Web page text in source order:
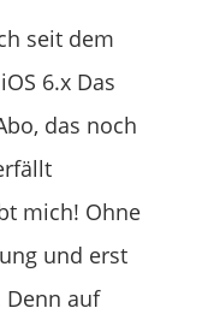
seit dem
6.x Das
das noch
mich! Ohne
und erst
Denn auf